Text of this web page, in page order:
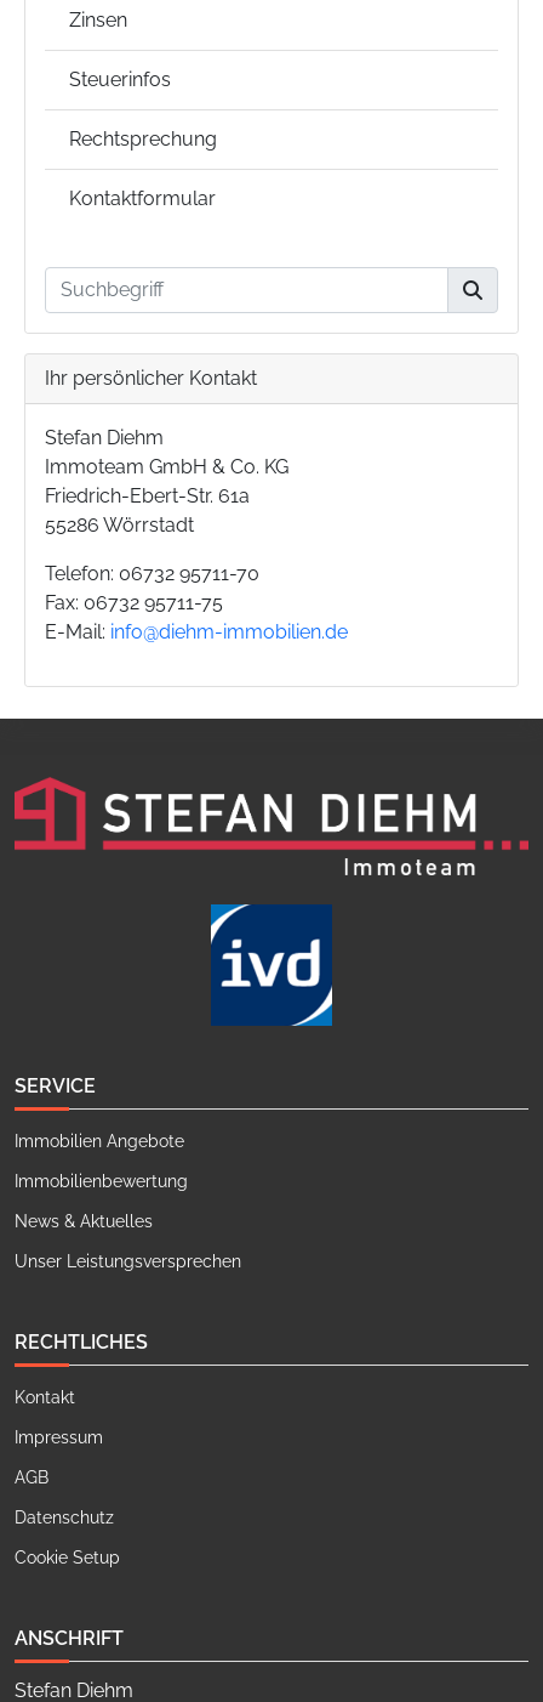
Zinsen
Steuerinfos
Rechtsprechung
Kontaktformular
Ihr persönlicher Kontakt
Stefan Diehm
Immoteam GmbH & Co. KG
Friedrich-Ebert-Str. 61a
55286 Wörrstadt
Telefon: 06732 95711-70
Fax: 06732 95711-75
E-Mail: info@diehm-immobilien.de
SERVICE
Immobilien Angebote
Immobilienbewertung
News & Aktuelles
Unser Leistungsversprechen
RECHTLICHES
Kontakt
Impressum
AGB
Datenschutz
Cookie Setup
ANSCHRIFT
Stefan Diehm